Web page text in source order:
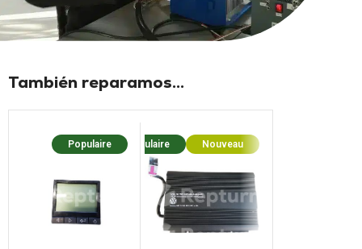
También reparamos...
Populaire Populaire Nouveau